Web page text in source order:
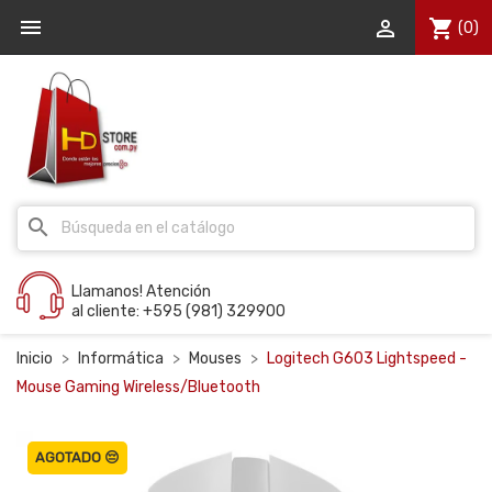
 shopping_cart (0)

search
Llamanos! Atención
al cliente: +595 (981) 329900
Inicio Informática Mouses
Logitech G603 Lightspeed -
Mouse Gaming Wireless/Bluetooth
AGOTADO 😔